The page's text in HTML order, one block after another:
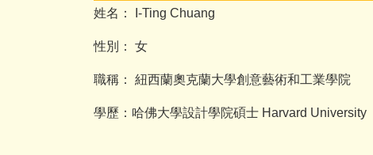
姓名： I-Ting Chuang
性別： 女
職稱： 紐西蘭奧克蘭大學創意藝術和工業學院
學歷：哈佛大學設計學院碩士 Harvard University